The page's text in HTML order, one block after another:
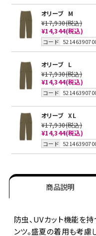
オリーブ
M
¥17,930(税込)
¥14,344(税込)
コード
オリーブ
L
¥17,930(税込)
¥14,344(税込)
コード
オリーブ XL
¥17,930(税込)
¥14,344(税込)
コード
商品説明
防虫、UVカット機能を
ンツ。盛夏の着用も考慮